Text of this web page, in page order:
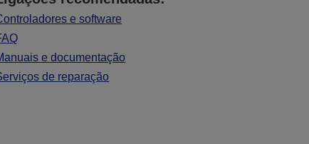
e software
e documentação
de reparação